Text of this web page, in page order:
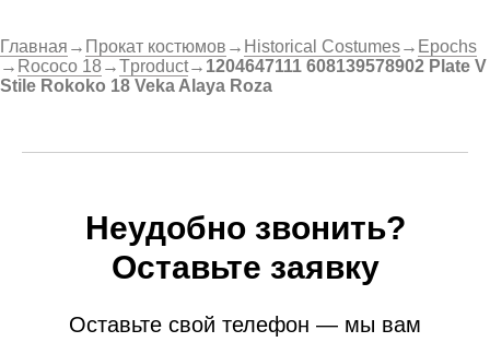
Главная → Прокат костюмов → Historical Costumes→ Epochs
→ Rococo 18 →Tproduct→ 1204647111 608139578902 Plate V
Stile Rokoko 18 Veka Alaya Roza
Неудобно звонить?
Оставьте заявку
Оставьте свой телефон — мы вам